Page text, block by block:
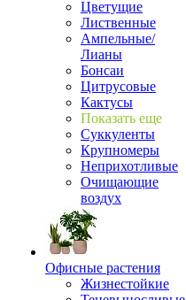
Цветущие
Лиственные
Ампельные/
Лианы
Бонсаи
Цитрусовые
Кактусы
Показать еще
Суккуленты
Крупномеры
Неприхотливые
Очищающие
воздух
Офисные растения
Жизнестойкие